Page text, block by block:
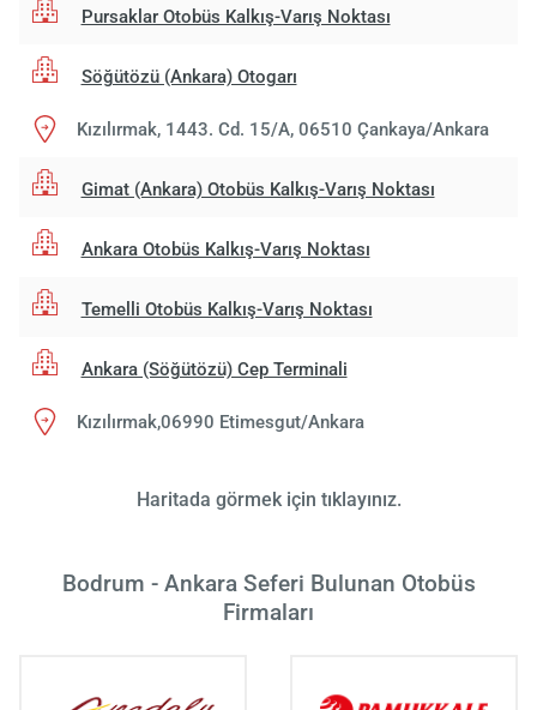
Pursaklar Otobüs Kalkış-Varış Noktası
Söğütözü (Ankara) Otogarı
Kızılırmak, 1443. Cd. 15/A, 06510 Çankaya/Ankara
Gimat (Ankara) Otobüs Kalkış-Varış Noktası
Ankara Otobüs Kalkış-Varış Noktası
Temelli Otobüs Kalkış-Varış Noktası
Ankara (Söğütözü) Cep Terminali
Kızılırmak,06990 Etimesgut/Ankara
Haritada görmek için tıklayınız.
Bodrum - Ankara Seferi Bulunan Otobüs
Firmaları